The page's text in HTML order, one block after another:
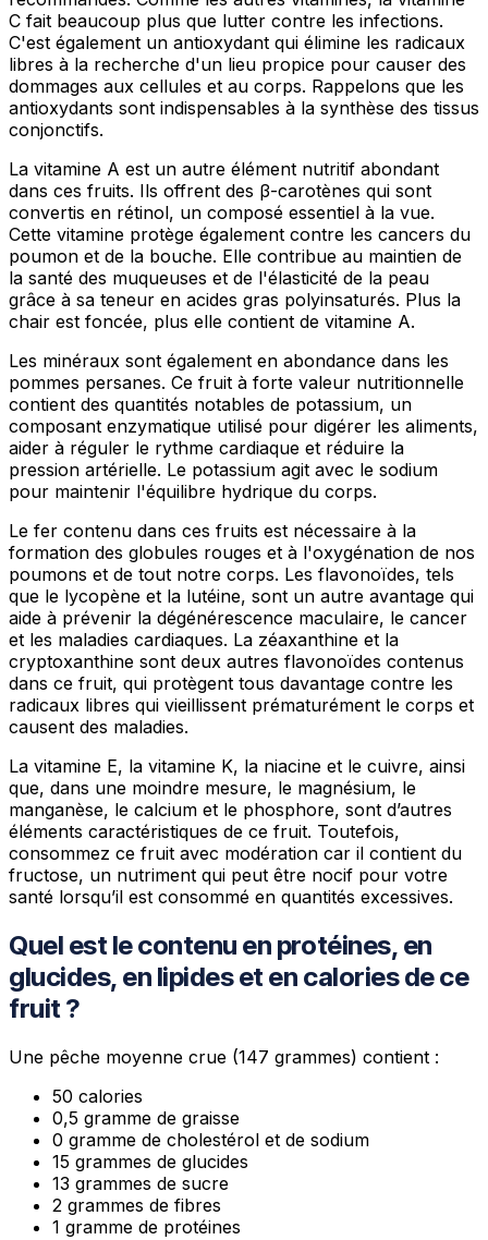
C fait beaucoup plus que lutter contre les infections.
C'est également un antioxydant qui élimine les radicaux
libres à la recherche d'un lieu propice pour causer des
dommages aux cellules et au corps. Rappelons que les
antioxydants sont indispensables à la synthèse des tissus
conjonctifs.
La vitamine A est un autre élément nutritif abondant
dans ces fruits. Ils offrent des β-carotènes qui sont
convertis en rétinol, un composé essentiel à la vue.
Cette vitamine protège également contre les cancers du
poumon et de la bouche. Elle contribue au maintien de
la santé des muqueuses et de l'élasticité de la peau
grâce à sa teneur en acides gras polyinsaturés. Plus la
chair est foncée, plus elle contient de vitamine A.
Les minéraux sont également en abondance dans les
pommes persanes. Ce fruit à forte valeur nutritionnelle
contient des quantités notables de potassium, un
composant enzymatique utilisé pour digérer les aliments,
aider à réguler le rythme cardiaque et réduire la
pression artérielle. Le potassium agit avec le sodium
pour maintenir l'équilibre hydrique du corps.
Le fer contenu dans ces fruits est nécessaire à la
formation des globules rouges et à l'oxygénation de nos
poumons et de tout notre corps. Les flavonoïdes, tels
que le lycopène et la lutéine, sont un autre avantage qui
aide à prévenir la dégénérescence maculaire, le cancer
et les maladies cardiaques. La zéaxanthine et la
cryptoxanthine sont deux autres flavonoïdes contenus
dans ce fruit, qui protègent tous davantage contre les
radicaux libres qui vieillissent prématurément le corps et
causent des maladies.
La vitamine E, la vitamine K, la niacine et le cuivre, ainsi
que, dans une moindre mesure, le magnésium, le
manganèse, le calcium et le phosphore, sont d’autres
éléments caractéristiques de ce fruit. Toutefois,
consommez ce fruit avec modération car il contient du
fructose, un nutriment qui peut être nocif pour votre
santé lorsqu’il est consommé en quantités excessives.
Quel est le contenu en protéines, en
glucides, en lipides et en calories de ce
fruit ?
Une pêche moyenne crue (147 grammes) contient :
50 calories
0,5 gramme de graisse
0 gramme de cholestérol et de sodium
15 grammes de glucides
13 grammes de sucre
2 grammes de fibres
1 gramme de protéines